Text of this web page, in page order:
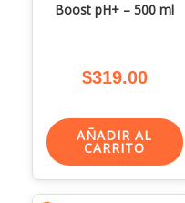
Boost pH+ – 500 ml
$319.00
AÑADIR AL
CARRITO